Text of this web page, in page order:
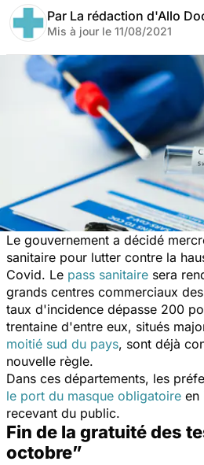
Par La rédaction d'Allo
Mis à jour le 11/08/2021
Le gouvernement a décidé
sanitaire pour lutter contre la
Covid. Le pass sanitaire sera
grands centres commerciaux
taux d'incidence dépasse 200
trentaine d'entre eux, situés
moitié sud du pays, sont déjà
nouvelle règle.
Dans ces départements, les
le port du masque obligatoire en
recevant du public.
Fin de la gratuité des
octobre”